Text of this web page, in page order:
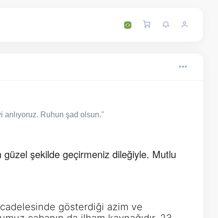
Ruhun şad olsun."
şekilde geçirmeniz dileğiyle. Mutlu
gösterdiği azim ve